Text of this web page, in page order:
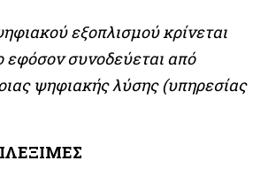
εξοπλισμού κρίνεται
εφόσον συνοδεύεται από
ψηφιακής λύσης (υπηρεσίας